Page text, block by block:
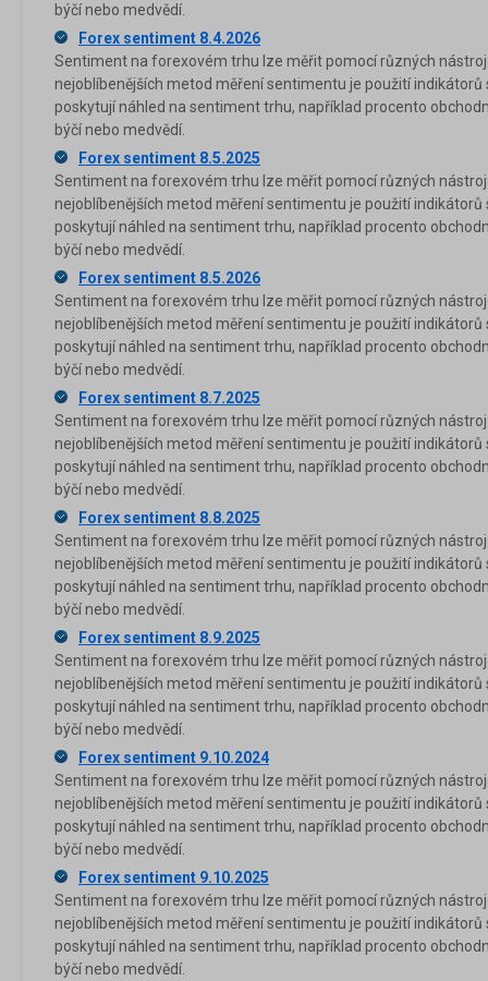
býčí nebo medvědí.
Forex sentiment 8.4.2026
Sentiment na forexovém trhu lze měřit pomocí různých
nejoblíbenějších metod měření sentimentu je použití
poskytují náhled na sentiment trhu, například procento
býčí nebo medvědí.
Forex sentiment 8.5.2025
Sentiment na forexovém trhu lze měřit pomocí různých
nejoblíbenějších metod měření sentimentu je použití
poskytují náhled na sentiment trhu, například procento
býčí nebo medvědí.
Forex sentiment 8.5.2026
Sentiment na forexovém trhu lze měřit pomocí různých
nejoblíbenějších metod měření sentimentu je použití
poskytují náhled na sentiment trhu, například procento
býčí nebo medvědí.
Forex sentiment 8.7.2025
Sentiment na forexovém trhu lze měřit pomocí různých
nejoblíbenějších metod měření sentimentu je použití
poskytují náhled na sentiment trhu, například procento
býčí nebo medvědí.
Forex sentiment 8.8.2025
Sentiment na forexovém trhu lze měřit pomocí různých
nejoblíbenějších metod měření sentimentu je použití
poskytují náhled na sentiment trhu, například procento
býčí nebo medvědí.
Forex sentiment 8.9.2025
Sentiment na forexovém trhu lze měřit pomocí různých
nejoblíbenějších metod měření sentimentu je použití
poskytují náhled na sentiment trhu, například procento
býčí nebo medvědí.
Forex sentiment 9.10.2024
Sentiment na forexovém trhu lze měřit pomocí různých
nejoblíbenějších metod měření sentimentu je použití
poskytují náhled na sentiment trhu, například procento
býčí nebo medvědí.
Forex sentiment 9.10.2025
Sentiment na forexovém trhu lze měřit pomocí různých
nejoblíbenějších metod měření sentimentu je použití
poskytují náhled na sentiment trhu, například procento
býčí nebo medvědí.